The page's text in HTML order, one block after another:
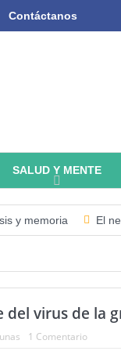
Contáctanos
SALUD Y MENTE
y memoria El
y Nutrición en el
Academia de
Segundo
del virus de la
1 Comentario